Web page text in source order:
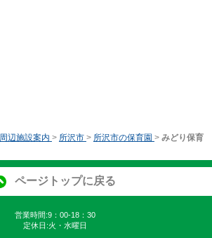
周辺施設案内 > 所沢市 > 所沢市の保育園 > みどり保育
ページトップに戻る
営業時間:9：00-18：30
定休日:火・水曜日